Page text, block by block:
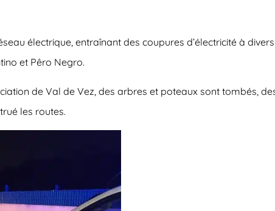
électrique, entraînant des coupures d’électricité à
et Pêro Negro.
de Val de Vez, des arbres et poteaux sont tombés,
les routes.